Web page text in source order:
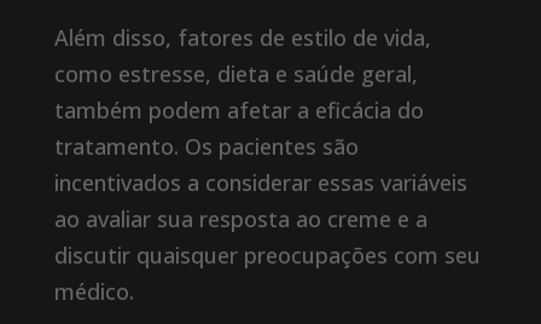
Além disso, fatores de estilo de vida,
como estresse, dieta e saúde geral,
também podem afetar a eficácia do
tratamento. Os pacientes são
incentivados a considerar essas variáveis ​​​​
ao avaliar sua resposta ao creme e a
discutir quaisquer preocupações com seu
médico.